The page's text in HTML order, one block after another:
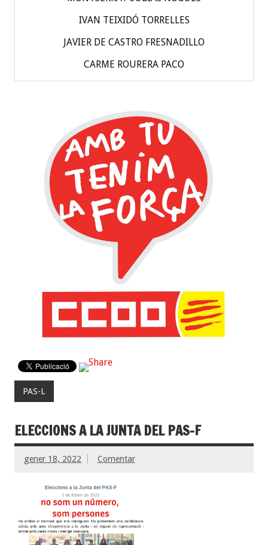
IVAN TEIXIDÓ TORRELLES
JAVIER DE CASTRO FRESNADILLO
CARME ROURERA PACO
PAS-L
ELECCIONS A LA JUNTA DEL PAS-F
gener 18, 2022 Comentar